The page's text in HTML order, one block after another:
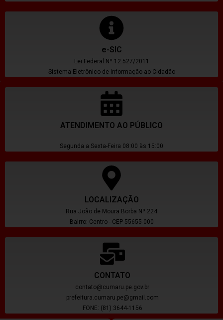
e-SIC
Lei Federal Nº 12.527/2011
Sistema Eletrônico de Informação ao Cidadão
ATENDIMENTO AO PÚBLICO
Segunda a Sexta-Feira 08:00 às 15:00
LOCALIZAÇÃO
Rua João de Moura Borba Nº 224
Bairro: Centro - CEP 55655-000
CONTATO
contato@cumaru.pe.gov.br
prefeitura.cumaru.pe@gmail.com
FONE: (81) 3644-1156